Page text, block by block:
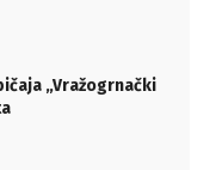
„Vražogrnački